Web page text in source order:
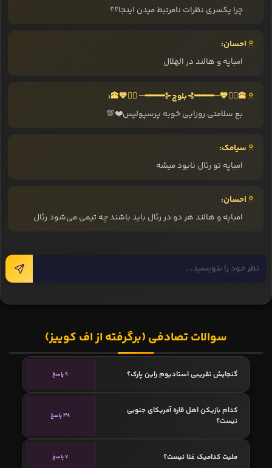
چرا یکسری نظرات نامرتبط میدن اینجا؟؟
احسان:
امباپه و هالند در الهلال
🕋ᬼ⃟💙─━━━━⊱بلوچ⊰━━━━─ ᬼ⃟💙🕋:
بع سلامتی روزایی خوبه پرسپولیس❤️💯
سیامک:
امباپه تو رئال نابود میشه
احسان:
امباپه و هالند هر دو در رئال باید باشند چه تیمی می‌شود رئال
سوالات تصادفی (برگرفته از اف کوییز)
گنجایش تقریبی استادیوم راین پارک؟ 9 پاسخ
کدام بازیکن اهل قاره آمریکای جنوبی
نیست؟
38 پاسخ
ملیت کدامیک غنا نیست؟ 7 پاسخ